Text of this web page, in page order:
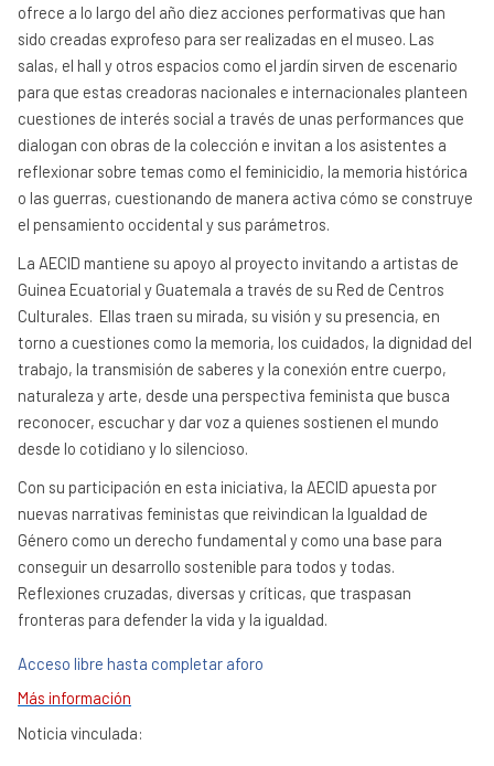
ofrece a lo largo del año diez acciones performativas que han
sido creadas exprofeso para ser realizadas en el museo. Las
salas, el hall y otros espacios como el jardín sirven de escenario
para que estas creadoras nacionales e internacionales planteen
cuestiones de interés social a través de unas performances que
dialogan con obras de la colección e invitan a los asistentes a
reflexionar sobre temas como el feminicidio, la memoria histórica
o las guerras, cuestionando de manera activa cómo se construye
el pensamiento occidental y sus parámetros.
La AECID mantiene su apoyo al proyecto invitando a artistas de
Guinea Ecuatorial y Guatemala a través de su Red de Centros
Culturales. Ellas traen su mirada, su visión y su presencia, en
torno a cuestiones como la memoria, los cuidados, la dignidad del
trabajo, la transmisión de saberes y la conexión entre cuerpo,
naturaleza y arte, desde una perspectiva feminista que busca
reconocer, escuchar y dar voz a quienes sostienen el mundo
desde lo cotidiano y lo silencioso.
Con su participación en esta iniciativa, la AECID apuesta por
nuevas narrativas feministas que reivindican la Igualdad de
Género como un derecho fundamental y como una base para
conseguir un desarrollo sostenible para todos y todas.
Reflexiones cruzadas, diversas y críticas, que traspasan
fronteras para defender la vida y la igualdad.
Acceso libre hasta completar aforo
Más información
Noticia vinculada: